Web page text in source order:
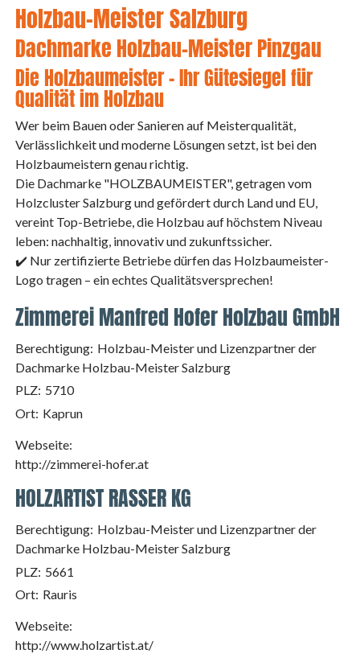
Holzbau-Meister Salzburg
Dachmarke Holzbau-Meister Pinzgau
Die Holzbaumeister – Ihr Gütesiegel für
Qualität im Holzbau
Wer beim Bauen oder Sanieren auf Meisterqualität,
Verlässlichkeit und moderne Lösungen setzt, ist bei den
Holzbaumeistern genau richtig.
Die Dachmarke "HOLZBAUMEISTER", getragen vom
Holzcluster Salzburg und gefördert durch Land und EU,
vereint Top-Betriebe, die Holzbau auf höchstem Niveau
leben: nachhaltig, innovativ und zukunftssicher.
✔️ Nur zertifizierte Betriebe dürfen das Holzbaumeister-
Logo tragen – ein echtes Qualitätsversprechen!
Zimmerei Manfred Hofer Holzbau GmbH
Berechtigung: Holzbau-Meister und Lizenzpartner der
Dachmarke Holzbau-Meister Salzburg
PLZ: 5710
Ort: Kaprun
Webseite:
http://zimmerei-hofer.at
HOLZARTIST RASSER KG
Berechtigung: Holzbau-Meister und Lizenzpartner der
Dachmarke Holzbau-Meister Salzburg
PLZ: 5661
Ort: Rauris
Webseite:
http://www.holzartist.at/